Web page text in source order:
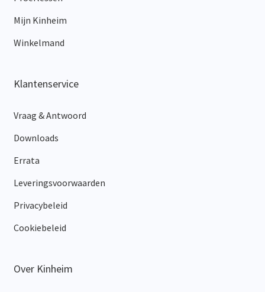
Mijn Kinheim
Winkelmand
Klantenservice
Vraag & Antwoord
Downloads
Errata
Leveringsvoorwaarden
Privacybeleid
Cookiebeleid
Over Kinheim